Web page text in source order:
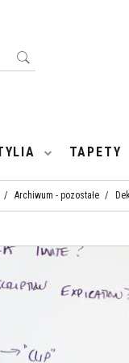
TAPETY
/ Archiwum - pozostałe /